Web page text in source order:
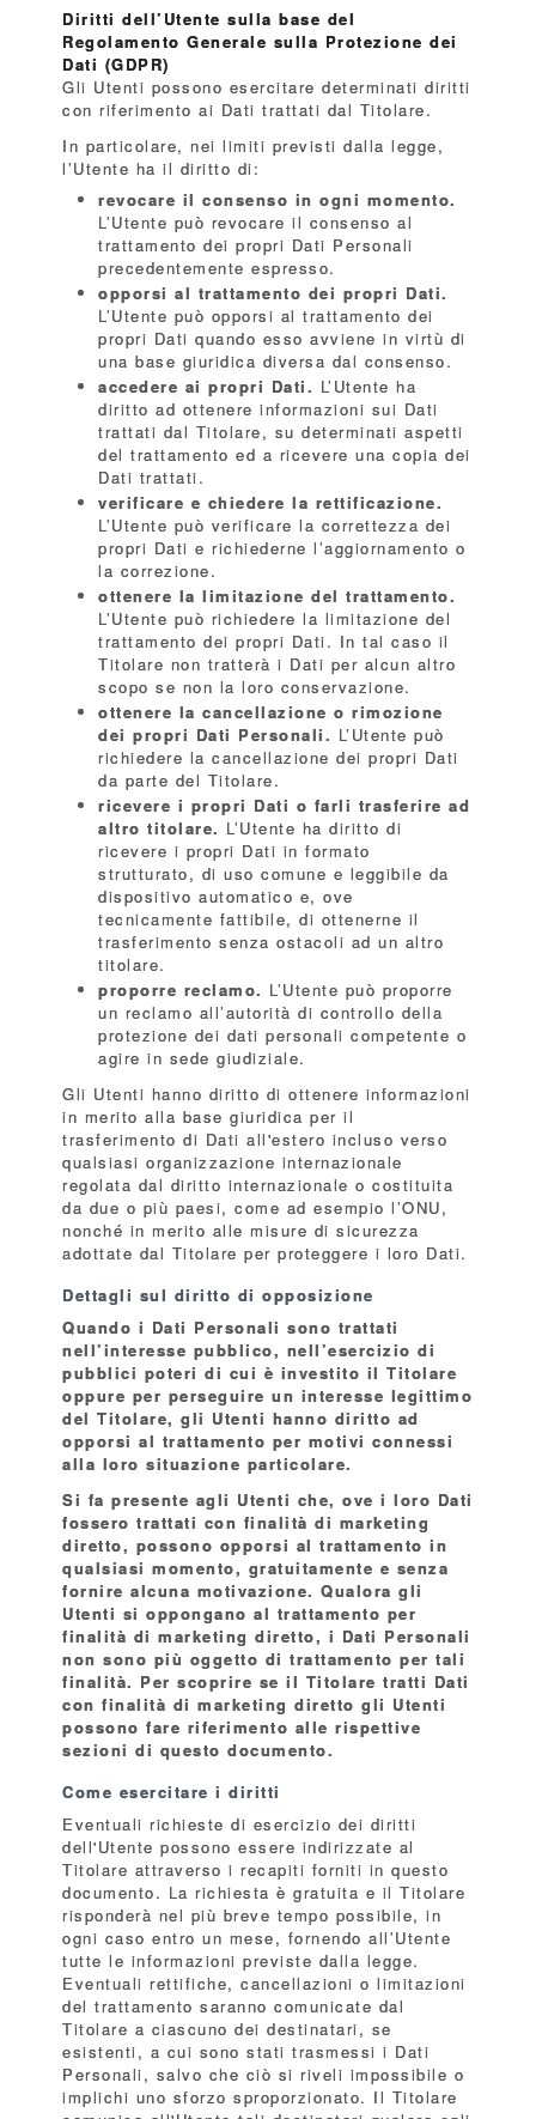
Diritti dell’Utente sulla base del
Regolamento Generale sulla Protezione dei
Dati (GDPR)
Gli Utenti possono esercitare determinati diritti
con riferimento ai Dati trattati dal Titolare.
In particolare, nei limiti previsti dalla legge,
l’Utente ha il diritto di:
revocare il consenso in ogni momento.
L’Utente può revocare il consenso al
trattamento dei propri Dati Personali
precedentemente espresso.
opporsi al trattamento dei propri Dati.
L’Utente può opporsi al trattamento dei
propri Dati quando esso avviene in virtù di
una base giuridica diversa dal consenso.
accedere ai propri Dati. L’Utente ha
diritto ad ottenere informazioni sui Dati
trattati dal Titolare, su determinati aspetti
del trattamento ed a ricevere una copia dei
Dati trattati.
verificare e chiedere la rettificazione.
L’Utente può verificare la correttezza dei
propri Dati e richiederne l’aggiornamento o
la correzione.
ottenere la limitazione del trattamento.
L’Utente può richiedere la limitazione del
trattamento dei propri Dati. In tal caso il
Titolare non tratterà i Dati per alcun altro
scopo se non la loro conservazione.
ottenere la cancellazione o rimozione
dei propri Dati Personali. L’Utente può
richiedere la cancellazione dei propri Dati
da parte del Titolare.
ricevere i propri Dati o farli trasferire ad
altro titolare. L’Utente ha diritto di
ricevere i propri Dati in formato
strutturato, di uso comune e leggibile da
dispositivo automatico e, ove
tecnicamente fattibile, di ottenerne il
trasferimento senza ostacoli ad un altro
titolare.
proporre reclamo. L’Utente può proporre
un reclamo all’autorità di controllo della
protezione dei dati personali competente o
agire in sede giudiziale.
Gli Utenti hanno diritto di ottenere informazioni
in merito alla base giuridica per il
trasferimento di Dati all'estero incluso verso
qualsiasi organizzazione internazionale
regolata dal diritto internazionale o costituita
da due o più paesi, come ad esempio l’ONU,
nonché in merito alle misure di sicurezza
adottate dal Titolare per proteggere i loro Dati.
Dettagli sul diritto di opposizione
Quando i Dati Personali sono trattati
nell’interesse pubblico, nell’esercizio di
pubblici poteri di cui è investito il Titolare
oppure per perseguire un interesse legittimo
del Titolare, gli Utenti hanno diritto ad
opporsi al trattamento per motivi connessi
alla loro situazione particolare.
Si fa presente agli Utenti che, ove i loro Dati
fossero trattati con finalità di marketing
diretto, possono opporsi al trattamento in
qualsiasi momento, gratuitamente e senza
fornire alcuna motivazione. Qualora gli
Utenti si oppongano al trattamento per
finalità di marketing diretto, i Dati Personali
non sono più oggetto di trattamento per tali
finalità. Per scoprire se il Titolare tratti Dati
con finalità di marketing diretto gli Utenti
possono fare riferimento alle rispettive
sezioni di questo documento.
Come esercitare i diritti
Eventuali richieste di esercizio dei diritti
dell'Utente possono essere indirizzate al
Titolare attraverso i recapiti forniti in questo
documento. La richiesta è gratuita e il Titolare
risponderà nel più breve tempo possibile, in
ogni caso entro un mese, fornendo all’Utente
tutte le informazioni previste dalla legge.
Eventuali rettifiche, cancellazioni o limitazioni
del trattamento saranno comunicate dal
Titolare a ciascuno dei destinatari, se
esistenti, a cui sono stati trasmessi i Dati
Personali, salvo che ciò si riveli impossibile o
implichi uno sforzo sproporzionato. Il Titolare